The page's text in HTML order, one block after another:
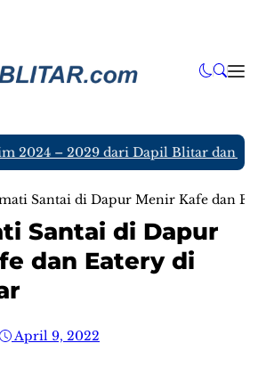
2024 – 2029 dari Dapil Blitar dan
Santai di Dapur Menir Kafe dan
Santai di Dapur
dan Eatery di
April 9, 2022